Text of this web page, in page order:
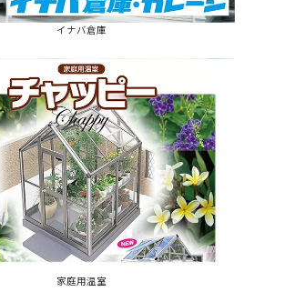
イナバ倉庫
家庭用温室